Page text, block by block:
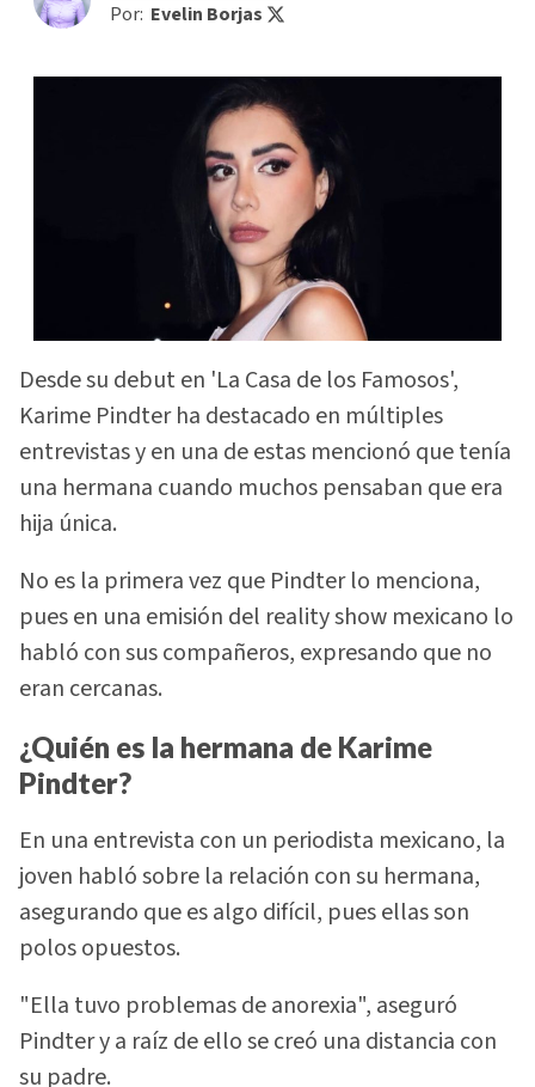
Por: Evelin Borjas
Desde su debut en 'La Casa de los Famosos',
Karime Pindter ha destacado en múltiples
entrevistas y en una de estas mencionó que tenía
una hermana cuando muchos pensaban que era
hija única.
No es la primera vez que Pindter lo menciona,
pues en una emisión del reality show mexicano lo
habló con sus compañeros, expresando que no
eran cercanas.
¿Quién es la hermana de Karime
Pindter?
En una entrevista con un periodista mexicano, la
joven habló sobre la relación con su hermana,
asegurando que es algo difícil, pues ellas son
polos opuestos.
"Ella tuvo problemas de anorexia", aseguró
Pindter y a raíz de ello se creó una distancia con
su padre.